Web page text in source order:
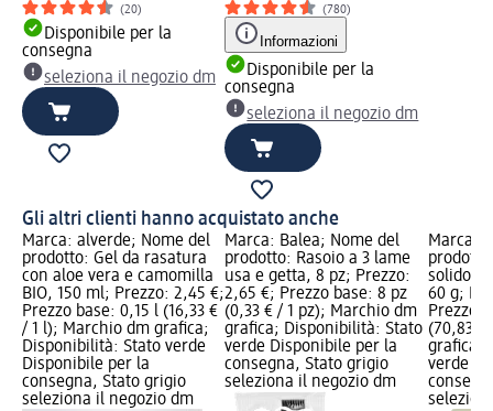
(20)
Disponibile per la
consegna
seleziona il negozio dm
(780)
Informazioni
Disponibile per la
consegna
seleziona il negozio dm
Gli altri clienti hanno acquistato anche
Marca: alverde; Nome del
prodotto: Gel da rasatura
con aloe vera e camomilla
BIO, 150 ml; Prezzo: 2,45 €;
Prezzo base: 0,15 l (16,33 €
/ 1 l); Marchio dm grafica;
Disponibilità: Stato verde
Disponibile per la
consegna, Stato grigio
seleziona il negozio dm
Marca: Balea; Nome del
prodotto: Rasoio a 3 lame
usa e getta, 8 pz; Prezzo:
2,65 €; Prezzo base: 8 pz
(0,33 € / 1 pz); Marchio dm
grafica; Disponibilità: Stato
verde Disponibile per la
consegna, Stato grigio
seleziona il negozio dm
Marca:
solido
60 g;
Prezzo
(70,83 €
grafica;
verde